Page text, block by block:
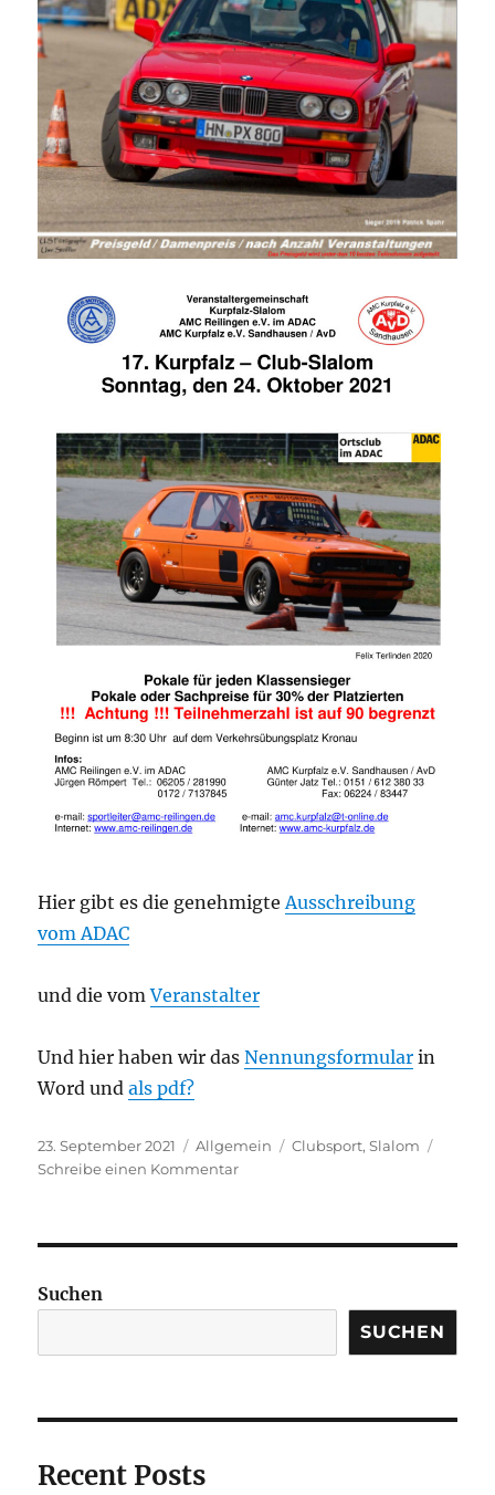
Hier gibt es die genehmigteAusschreibung
vom ADAC
und die vomVeranstalter
Und hier haben wir dasNennungsformular in
Word undals pdf?
Veröffentlicht
am
23. September 2021 Kategorien
Allgemein Schlagwörter
Clubsport,Slalom
Schreibe einen Kommentarzu
Suchen
SUCHEN
Recent Posts